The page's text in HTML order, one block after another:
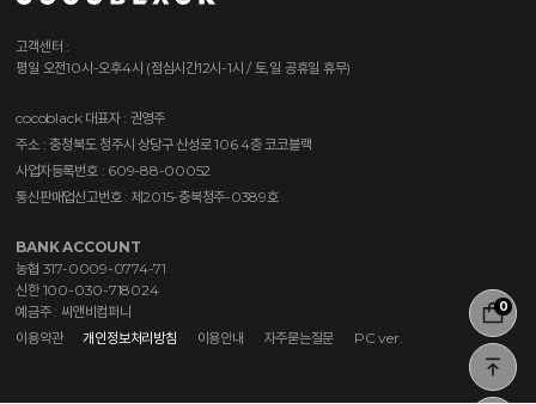
0
고객센터 :
평일 오전10시-오후4시 (점심시간12시-1시 / 토,일 공휴일 휴무)
cocoblack대표자 : 권영주
주소 : 충청북도 청주시 상당구 산성로 106 4층 코코블랙
사업자등록번호 : 609-88-00052
통신판매업신고번호 : 제2015-충북청주-0389호
BANK ACCOUNT
농협 317-0009-0774-71
신한 100-030-718024
예금주 : 씨앤비컴퍼니
이용약관
개인정보처리방침 이용안내 자주묻는질문 PC ver.